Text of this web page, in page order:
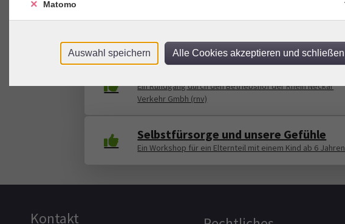
Ein Rundgang durch den Betriebshof der Rhein Neckar
Verkehr Gmbh (rnv)
Selbstfürsorge und unsere Gefühle
Ein Workshop für ein Elternteil mit einem Kind ab 6 Jahren
Kontakt
Matomo
Auswahl speichern Alle Cookies akzeptieren und schließen